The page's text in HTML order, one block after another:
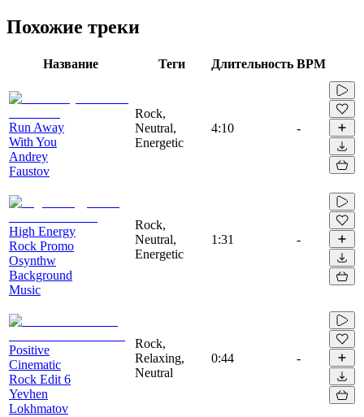
Похожие треки
Название Теги Длительность BPM
Run Away
With You
Andrey
Faustov
Rock,
Neutral,
Energetic
4:10 -
High Energy
Rock Promo
Osynthw
Background
Music
Rock,
Neutral,
Energetic
1:31 -
Positive
Cinematic
Rock Edit 6
Yevhen
Lokhmatov
Rock,
Relaxing,
Neutral
0:44 -